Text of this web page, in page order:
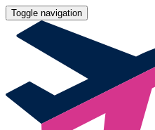
Toggle navigation